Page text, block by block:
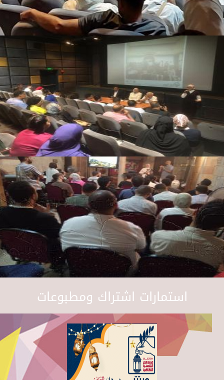
استمارات اشتراك ومطبوعات